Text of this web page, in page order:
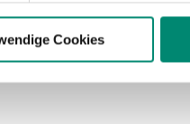
Cookies
„Müssen mit